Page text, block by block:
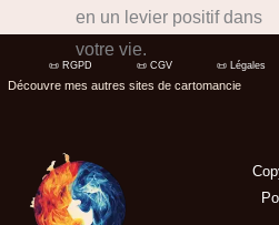
en un levier positif dans
votre vie.
📜 RGPD 📜 CGV 📜 Légales
Découvre mes autres sites de cartomancie